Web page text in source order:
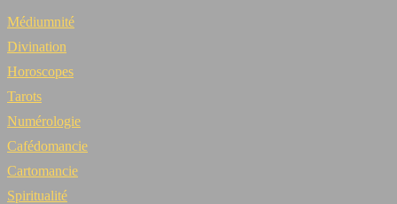
Médiumnité
Divination
Horoscopes
Tarots
Numérologie
Cafédomancie
Cartomancie
Spiritualité